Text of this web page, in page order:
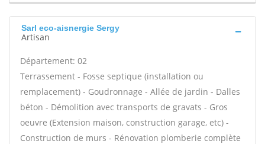
Sarl eco-aisnergie Sergy
Artisan
Département: 02
Terrassement - Fosse septique (installation ou
remplacement) - Goudronnage - Allée de jardin - Dalles
béton - Démolition avec transports de gravats - Gros
oeuvre (Extension maison, construction garage, etc) -
Construction de murs - Rénovation plomberie complète